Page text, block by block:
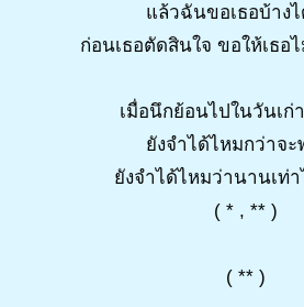
แล้วฉันขอเธอบ้าง
ก่อนเธอตัดสินใจ ขอให้เธอ
เมื่อนึกย้อนไปในวันเก่
ยังจำได้ไหมกว่าจ
ยังจำได้ไหมว่านานเท่
( * , ** )
( ** )